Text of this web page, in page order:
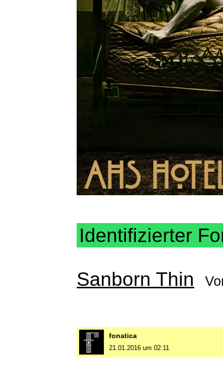
Identifizierter
Sanborn Thin
fonatica
21.01.2016 um 02:11